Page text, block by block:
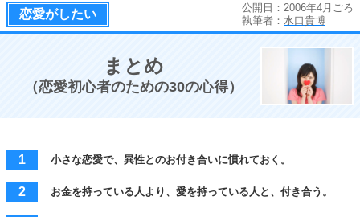
恋愛がしたい
公開日：2006年4月ごろ
執筆者： 水口貴博
まとめ
（恋愛初心者のための30の心得）
小さな恋愛で、異性とのお付き合いに慣れておく。
お金を持っている人より、愛を持っている人と、付き合う。